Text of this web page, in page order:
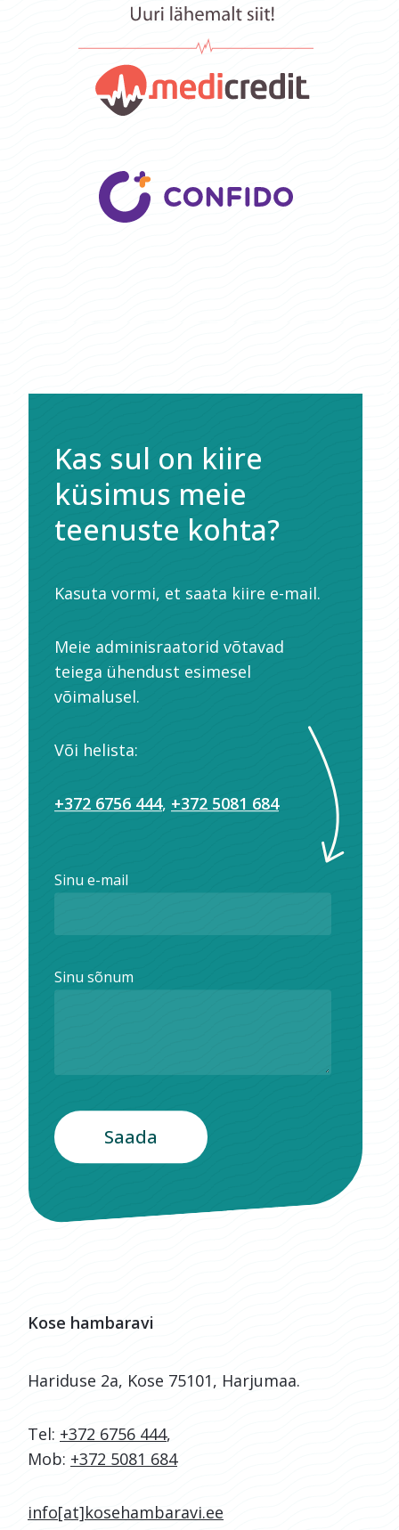
Kas sul on kiire
küsimus meie
teenuste kohta?
Kasuta vormi, et saata kiire e-mail.
Meie adminisraatorid võtavad
teiega ühendust esimesel
võimalusel.
Või helista:
+372 6756 444, +372 5081 684
Sinu e-mail
Sinu sõnum
Kose hambaravi
Hariduse 2a, Kose 75101, Harjumaa.
Tel: +372 6756 444,
Mob: +372 5081 684
info[at]kosehambaravi.ee